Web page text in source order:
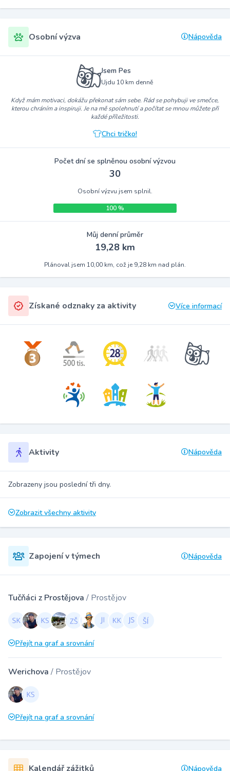
Osobní výzva Nápověda
Jsem Pes
Ujdu 10 km denně
Když mám motivaci, dokážu překonat sám sebe. Rád se pohybuji ve smečce,
kterou chráním a inspiruji. Je na mě spolehnutí a počítat se mnou můžete při
každé příležitosti.
Chci tričko!
Počet dní se splněnou osobní výzvou
30
Osobní výzvu jsem splnil.
100 %
Můj denní průměr
19,28 km
Plánoval jsem 10,00 km, což je 9,28 km nad plán.
Získané odznaky za aktivity Více informací
Aktivity Nápověda
Zobrazeny jsou poslední tři dny.
Zobrazit všechny aktivity
Zapojení v týmech Nápověda
Tučňáci z Prostějova / Prostějov
Přejít na graf a srovnání
Werichova / Prostějov
Přejít na graf a srovnání
Kalendář zážitků Nápověda